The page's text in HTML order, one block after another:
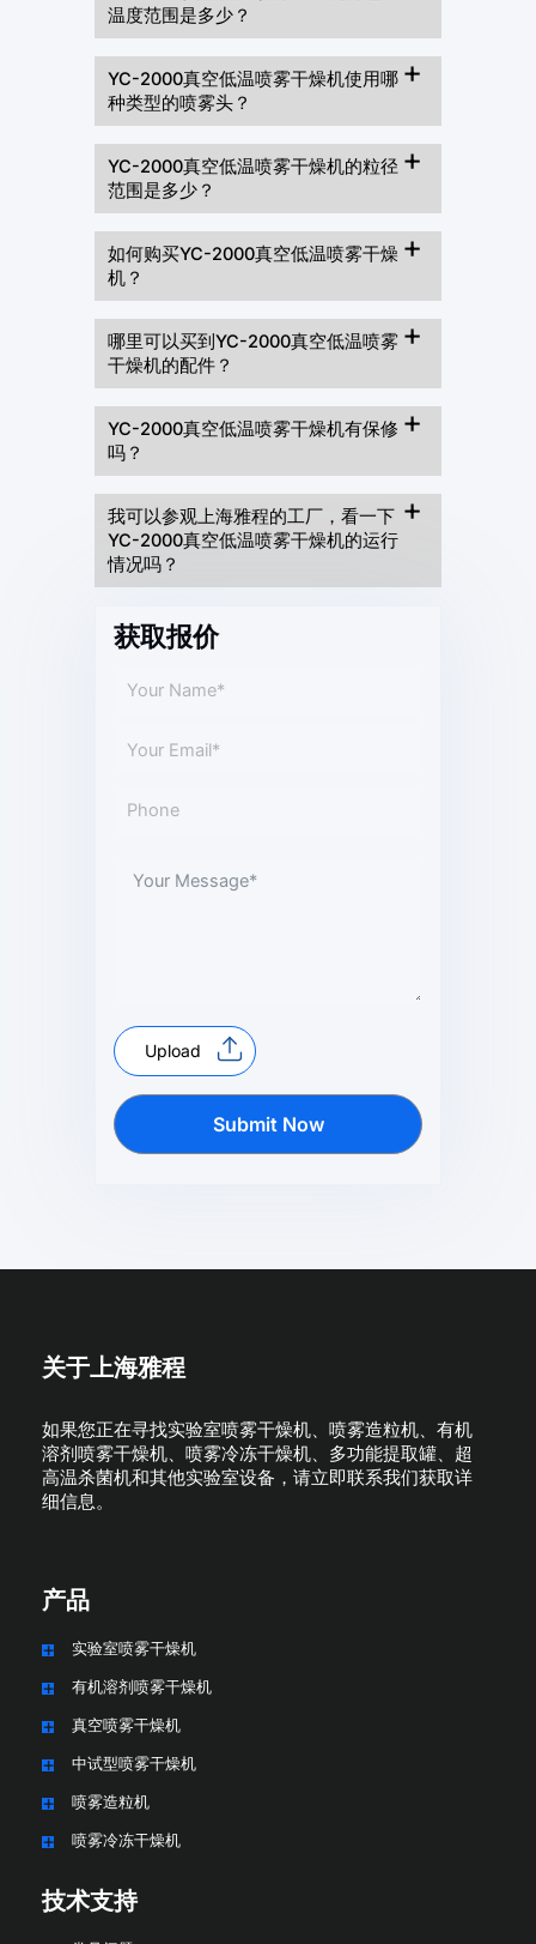
温度范围是多少？
YC-2000真空低温喷雾干燥机使用哪
种类型的喷雾头？
YC-2000真空低温喷雾干燥机的粒径
范围是多少？
如何购买YC-2000真空低温喷​​雾干燥
机？
哪里可以买到YC-2000真空低温喷雾
干燥机的配件？
YC-2000真空低温喷​​雾干燥机有保修
吗？
我可以参观上海雅程的工厂，看一下
YC-2000真空低温喷​​雾干燥机的运行
情况吗？
获取报价
Upload
Submit Now
关于上海雅程
如果您正在寻找实验室喷雾干燥机、喷雾造粒机、有机
溶剂喷雾干燥机、喷雾冷冻干燥机、多功能提取罐、超
高温杀菌机和其他实验室设备，请立即联系我们获取详
细信息。
产品
实验室喷雾干燥机
有机溶剂喷雾干燥机
真空喷雾干燥机
中试型喷雾干燥机
喷雾造粒机
喷雾冷冻干燥机
技术支持